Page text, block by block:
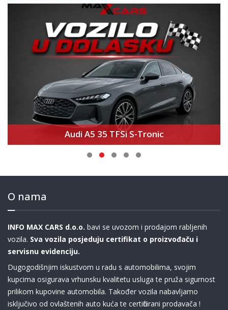
Škoda Kodiaq 2.0 TFSi RS – Novi model
O nama
INFO MAX CARS d.o.o. bavi se uvozom i prodajom rabljenih
vozila. Sva vozila posjeduju certifikat o proizvođaču i
servisnu evidenciju.
Dugogodišnjim iskustvom u radu s automobilima, svojim
kupcima osigurava vrhunsku kvalitetu usluga te pruža sigurnost
prilikom kupovine automobila. Također vozila nabavljamo
isključivo od ovlaštenih auto kuća te certificirani prodavača !